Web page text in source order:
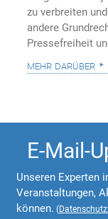
zu verbreiten
andere
Pressefreiheit
mehr darüber
E-Mail-
Unseren Experten
Veranstaltungen,
können. (